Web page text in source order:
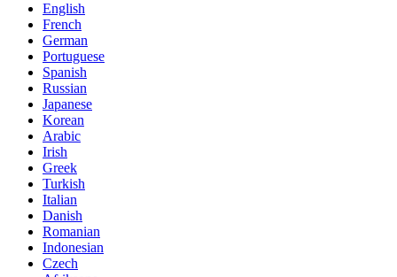
English
French
German
Portuguese
Spanish
Russian
Japanese
Korean
Arabic
Irish
Greek
Turkish
Italian
Danish
Romanian
Indonesian
Czech